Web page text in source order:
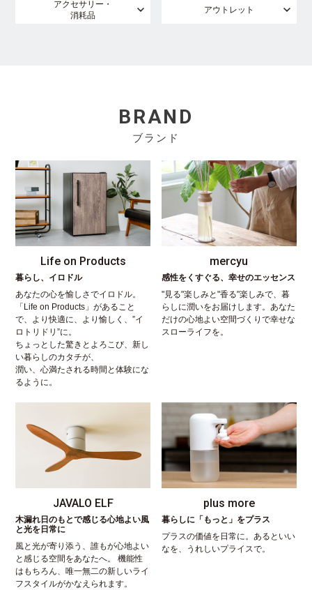
アクセサリー・
消耗品
アウトレット
BRAND
ブランド
Life on Products
暮らし、イロドル
あなたの心を愉しさでイロドル。
「Life on Products」があること
で、より快適に、より愉しく、”イ
ロトリドリ”に。
ちょっとした驚きとよろこび、新し
い暮らしのカタチが、
潤い、心満たされる時間と体験にな
るように。
mercyu
感性をくすぐる、幸せのエッセンス
"見る"楽しみと"香る"楽しみで、暮
らしに潤いをお届けします。あなた
だけの心地よい空間づくりで幸せな
スローライフを。
JAVALO ELF
木漏れ日のもとで感じる心地よい風
と光を日常に
風と光が寄り添う、誰もが心地よい
と感じる空間をあなたへ。 機能性
はもちろん、唯一無二の新しいライ
フスタイルがかなえられます。
plus more
暮らしに「もっと」をプラス
プラスの価値を日常に。あるといい
なを、うれしいプライスで。